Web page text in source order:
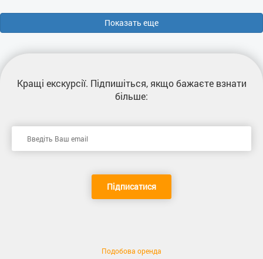
Показать еще
Кращі екскурсії. Підпишіться, якщо бажаєте взнати
більше:
Підписатися
Подобова оренда